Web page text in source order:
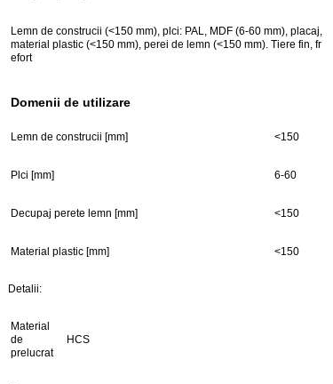
Lemn de construcii (<150 mm), plci: PAL, MDF (6-60 mm), placaj,
material plastic (<150 mm), perei de lemn (<150 mm). Tiere fin, fr
efort
Domenii de utilizare
Lemn de construcii [mm] <150
Plci [mm] 6-60
Decupaj perete lemn [mm] <150
Material plastic [mm] <150
Detalii:
Material
de
prelucrat
HCS